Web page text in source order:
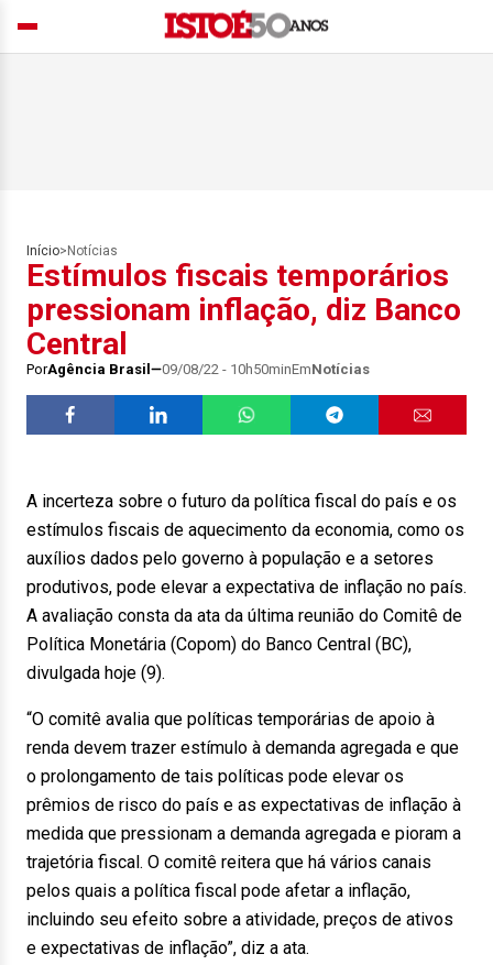
Início> Notícias
Estímulos fiscais temporários
pressionam inflação, diz Banco
Central
PorAgência Brasil 09/08/22 - 10h50minEmNotícias
A incerteza sobre o futuro da política fiscal do país e os
estímulos fiscais de aquecimento da economia, como os
auxílios dados pelo governo à população e a setores
produtivos, pode elevar a expectativa de inflação no país.
A avaliação consta da ata da última reunião do Comitê de
Política Monetária (Copom) do Banco Central (BC),
divulgada hoje (9).
“O comitê avalia que políticas temporárias de apoio à
renda devem trazer estímulo à demanda agregada e que
o prolongamento de tais políticas pode elevar os
prêmios de risco do país e as expectativas de inflação à
medida que pressionam a demanda agregada e pioram a
trajetória fiscal. O comitê reitera que há vários canais
pelos quais a política fiscal pode afetar a inflação,
incluindo seu efeito sobre a atividade, preços de ativos
e expectativas de inflação”, diz a ata.